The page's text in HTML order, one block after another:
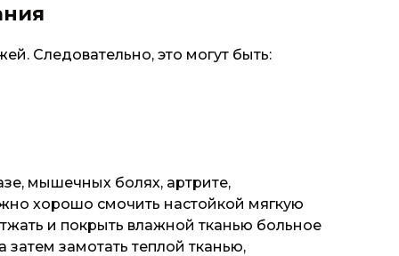
Следовательно, это могут быть:
мышечных болях, артрите,
хорошо смочить настойкой мягкую
и покрыть влажной тканью больное
замотать теплой тканью,